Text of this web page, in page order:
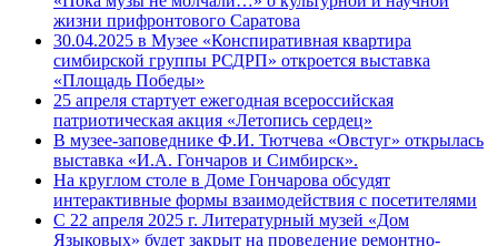
жизни прифронтового Саратова
30.04.2025 в Музее «Конспиративная квартира
симбирской группы РСДРП» откроется выставка
«Площадь Победы»
25 апреля стартует ежегодная всероссийская
патриотическая акция «Летопись сердец»
В музее-заповеднике Ф.И. Тютчева «Овстуг» открылась
выставка «И.А. Гончаров и Симбирск».
На круглом столе в Доме Гончарова обсудят
интерактивные формы взаимодействия с посетителями
С 22 апреля 2025 г. Литературный музей «Дом
Языковых» будет закрыт на проведение ремонтно-